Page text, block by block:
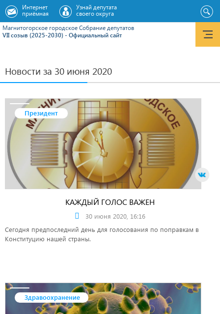
Магнитогорское городское Cобрание депутатов
VII созыв (2025-2030) - Официальный сайт
Интернет
приёмная
Узнай депутата
своего округа
Новости за 30 июня 2020
Президент
КАЖДЫЙ ГОЛОС ВАЖЕН
30 июня 2020, 16:16
Сегодня предпоследний день для голосования по поправкам в
Конституцию нашей страны.
Здравоохранение